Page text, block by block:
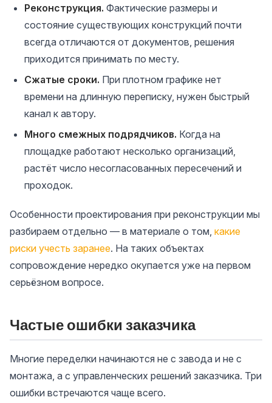
Реконструкция. Фактические размеры и
состояние существующих конструкций почти
всегда отличаются от документов, решения
приходится принимать по месту.
Сжатые сроки. При плотном графике нет
времени на длинную переписку, нужен быстрый
канал к автору.
Много смежных подрядчиков. Когда на
площадке работают несколько организаций,
растёт число несогласованных пересечений и
проходок.
Особенности проектирования при реконструкции мы
разбираем отдельно — в материале о том, какие
риски учесть заранее. На таких объектах
сопровождение нередко окупается уже на первом
серьёзном вопросе.
Частые ошибки заказчика
Многие переделки начинаются не с завода и не с
монтажа, а с управленческих решений заказчика. Три
ошибки встречаются чаще всего.